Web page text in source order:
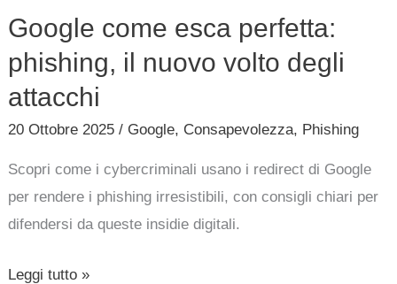
Google come esca perfetta:
phishing, il nuovo volto degli
attacchi
20 Ottobre 2025/ Google, Consapevolezza, Phishing
Scopri come i cybercriminali usano i redirect di Google
per rendere i phishing irresistibili, con consigli chiari per
difendersi da queste insidie digitali.
attacchi
Leggi tutto »